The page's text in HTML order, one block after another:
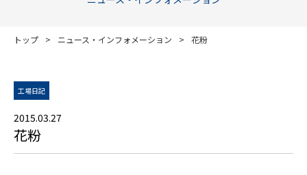
トップ ニュース・インフォメーション 花粉
工場日記
2015.03.27
花粉